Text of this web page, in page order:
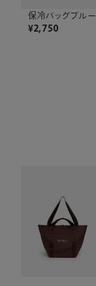
保冷バッグブルー
¥2,750